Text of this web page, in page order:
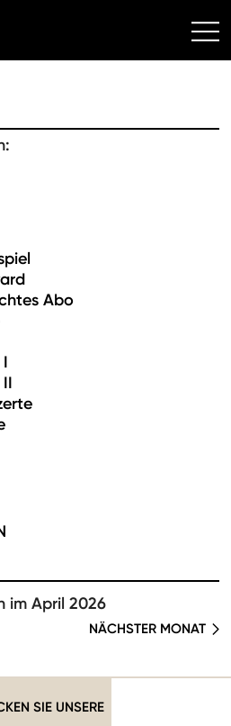
Kulturhaus Lüdenscheid
Abo
im April 2026
NÄCHSTER MONAT
SIE UNSERE